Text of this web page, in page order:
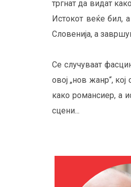
тргнат да видат
Истокот веќе бил,
Словенија, а
Се случуваат
овој „нов жанр“,
како романсиер, а
сцени...